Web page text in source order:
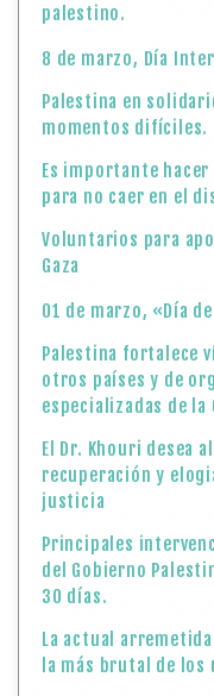
palestino.
8 de marzo, Día
Palestina en
momentos difíciles.
Es importante
para no caer en el
Voluntarios para
Gaza
01 de marzo, «Día
Palestina fortalece
otros países y de
especializadas de la
El Dr. Khouri desea
recuperación y
justicia
Principales
del Gobierno
30 días.
La actual
la más brutal de